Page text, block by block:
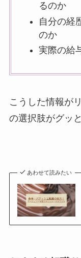
るのか
自分の経
のか
実際の給
こうした情報が
の選択肢がグッ
あわせて読みたい